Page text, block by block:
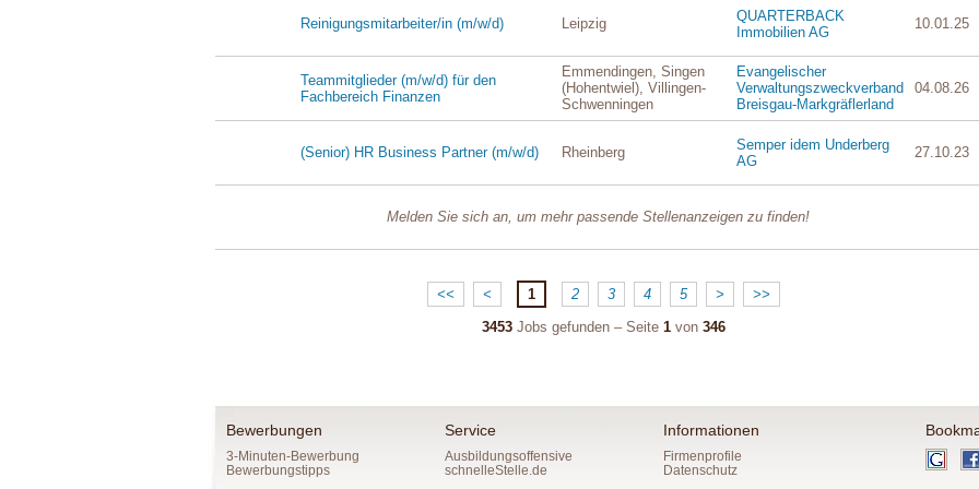
Melden Sie sich an, um mehr passende Stellenanzeigen zu finden!
Reinigungsmitarbeiter/in (m/w/d) Leipzig
QUARTERBACK
Immobilien AG
10.01.25
Teammitglieder (m/w/d) für den
Fachbereich Finanzen
Emmendingen, Singen
(Hohentwiel), Villingen-
Schwenningen
Evangelischer
Verwaltungszweckverband
Breisgau-Markgräflerland
04.08.26
(Senior) HR Business Partner (m/w/d) Rheinberg
Semper idem Underberg
AG
27.10.23
<< < 1 2 3 4 5 >
>>
3453Jobs gefunden – Seite 1 von 346
Bewerbungen
3-Minuten-Bewerbung
Bewerbungstipps
Service
Ausbildungsoffensive
schnelleStelle.de
Informationen
Firmenprofile
Datenschutz